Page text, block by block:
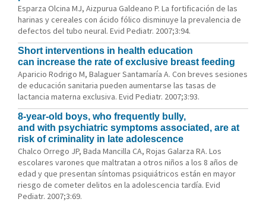
Esparza Olcina MJ, Aizpurua Galdeano P. La fortificación de las
harinas y cereales con ácido fólico disminuye la prevalencia de
defectos del tubo neural. Evid Pediatr. 2007;3:94.
Short interventions in health education
can increase the rate of exclusive breast feeding
Aparicio Rodrigo M, Balaguer Santamaría A. Con breves sesiones
de educación sanitaria pueden aumentarse las tasas de
lactancia materna exclusiva. Evid Pediatr. 2007;3:93.
8-year-old boys, who frequently bully,
and with psychiatric symptoms associated, are at
risk of criminality in late adolescence
Chalco Orrego JP, Bada Mancilla CA, Rojas Galarza RA. Los
escolares varones que maltratan a otros niños a los 8 años de
edad y que presentan síntomas psiquiátricos están en mayor
riesgo de cometer delitos en la adolescencia tardía. Evid
Pediatr. 2007;3:69.